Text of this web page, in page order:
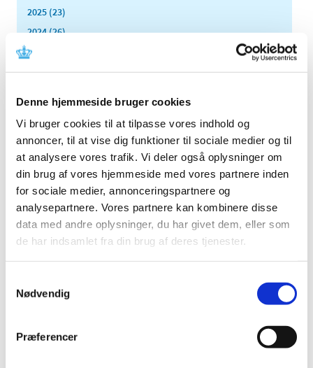
Denne hjemmeside bruger cookies
Vi bruger cookies til at tilpasse vores indhold og
annoncer, til at vise dig funktioner til sociale medier og til
at analysere vores trafik. Vi deler også oplysninger om
din brug af vores hjemmeside med vores partnere inden
for sociale medier, annonceringspartnere og
analysepartnere. Vores partnere kan kombinere disse
data med andre oplysninger, du har givet dem, eller som
de har indsamlet fra din brug af deres tjenester.
Nødvendig
Præferencer
2025 (23)
2024 (26)
2023 (24)
2022 (20)
November (1)
October (2)
August (2)
July (2)
June (1)
May (1)
April (2)
March (1)
2021 (44)
2019 (20)